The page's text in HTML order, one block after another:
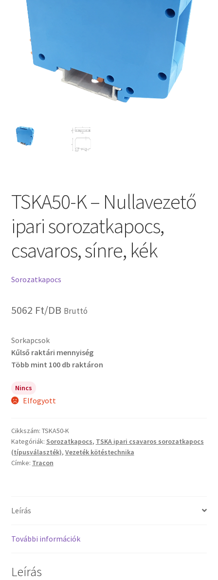
TSKA50-K – Nullavezető
ipari sorozatkapocs,
csavaros, sínre, kék
Sorozatkapocs
5062 Ft/DB Bruttó
Sorkapcsok
Kűlső raktári mennyiség
Több mint 100 db raktáron
Nincs
Elfogyott
Cikkszám: TSKA50-K
Kategóriák: Sorozatkapocs, TSKA ipari csavaros sorozatkapocs
(típusválaszték), Vezeték kötéstechnika
Címke: Tracon
Leírás
További információk
Leírás